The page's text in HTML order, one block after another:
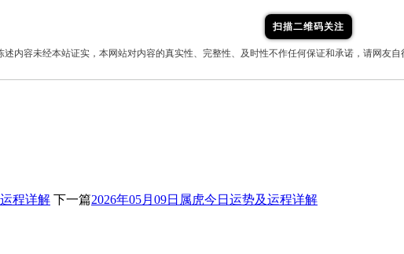
扫描二维码关注
内容未经本站证实，本网站对内容的真实性、完整性、及时性不作任何保证和承诺，请网友自
程详解 下一篇2026年05月09日属虎今日运势及运程详解